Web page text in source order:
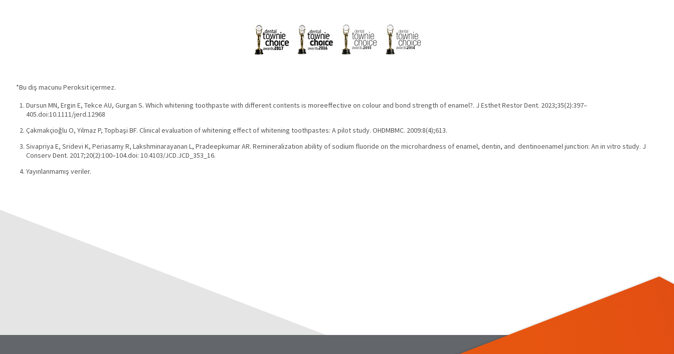
*Bu diş macunu Peroksit içermez.
Dursun MN, Ergin E, Tekce AU, Gurgan S. Which whitening toothpaste with different contents is moreeffective on colour and bond strength of enamel?. J Esthet Restor Dent. 2023;35(2):397–
405.doi:10.1111/jerd.12968
Çakmakçioğlu O, Yilmaz P, Topbaşi BF. Clinical evaluation of whitening effect of whitening toothpastes: A pilot study. OHDMBMC. 2009:8(4);613.
Sivapriya E, Sridevi K, Periasamy R, Lakshminarayanan L, Pradeepkumar AR. Remineralization ability of sodium fluoride on the microhardness of enamel, dentin, and dentinoenamel junction: An in vitro study. J
Conserv Dent. 2017;20(2):100–104.doi: 10.4103/JCD.JCD_353_16.
Yayınlanmamış veriler.